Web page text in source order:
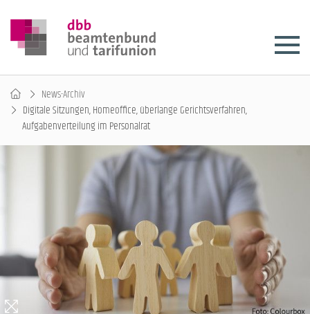
News-Archiv
Digitale Sitzungen, Homeoffice, überlange Gerichtsverfahren,
Aufgabenverteilung im Personalrat